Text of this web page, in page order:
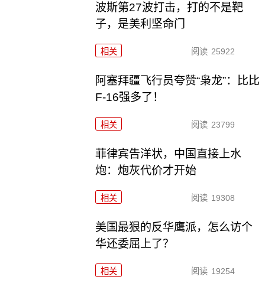
波斯第27波打击，打的不是靶
子，是美利坚命门
相关 阅读 25922
阿塞拜疆飞行员夸赞“枭龙”：比比
F-16强多了！
相关 阅读 23799
菲律宾告洋状，中国直接上水
炮：炮灰代价才开始
相关 阅读 19308
美国最狠的反华鹰派，怎么访个
华还委屈上了？
相关 阅读 19254